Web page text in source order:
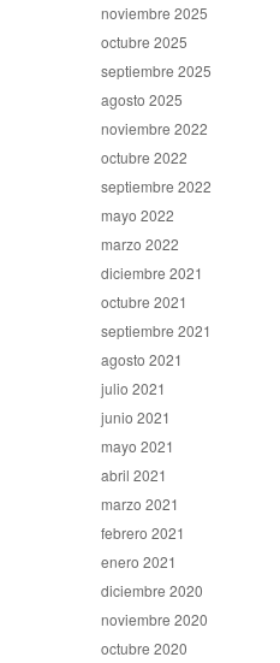
noviembre 2025
octubre 2025
septiembre 2025
agosto 2025
noviembre 2022
octubre 2022
septiembre 2022
mayo 2022
marzo 2022
diciembre 2021
octubre 2021
septiembre 2021
agosto 2021
julio 2021
junio 2021
mayo 2021
abril 2021
marzo 2021
febrero 2021
enero 2021
diciembre 2020
noviembre 2020
octubre 2020